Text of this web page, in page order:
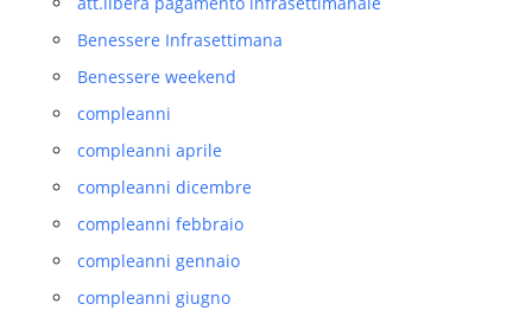
Benessere Infrasettimana
Benessere weekend
compleanni
compleanni aprile
compleanni dicembre
compleanni febbraio
compleanni gennaio
compleanni giugno